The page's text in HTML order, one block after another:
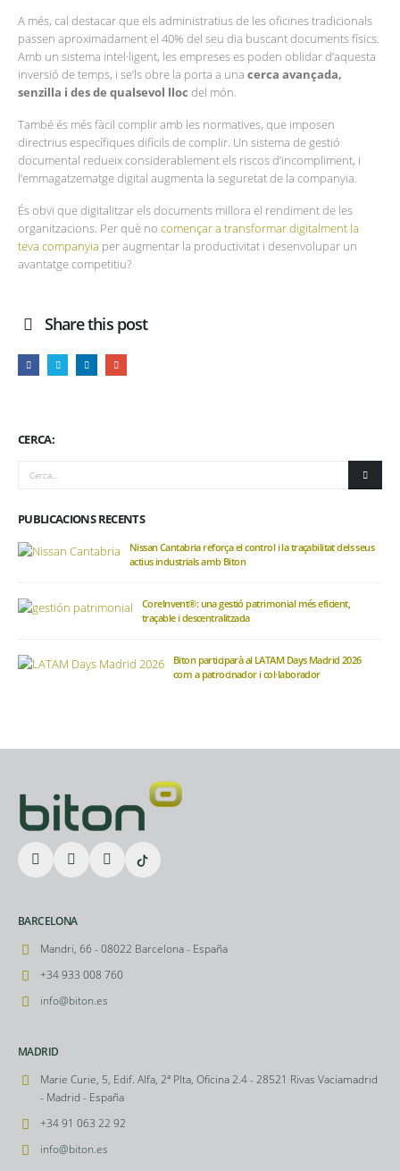
A més, cal destacar que els administratius de les oficines tradicionals
passen aproximadament el 40% del seu dia buscant documents físics.
Amb un sistema intel·ligent, les empreses es poden oblidar d’aquesta
inversió de temps, i se’ls obre la porta a una cerca avançada,
senzilla i des de qualsevol lloc del món.
També és més fàcil complir amb les normatives, que imposen
directrius específiques difícils de complir. Un sistema de gestió
documental redueix considerablement els riscos d’incompliment, i
l’emmagatzematge digital augmenta la seguretat de la companyia.
És obvi que digitalitzar els documents millora el rendiment de les
organitzacions. Per què no començar a transformar digitalment la
teva companyia per augmentar la productivitat i desenvolupar un
avantatge competitiu?
Share this post
CERCA:
PUBLICACIONS RECENTS
Nissan Cantabria reforça el control i la traçabilitat dels seus
actius industrials amb Biton
CoreInvent®: una gestió patrimonial més eficient,
traçable i descentralitzada
Biton participarà al LATAM Days Madrid 2026
com a patrocinador i col·laborador
BARCELONA
Mandri, 66 - 08022 Barcelona - España
+34 933 008 760
info@biton.es
MADRID
Marie Curie, 5, Edif. Alfa, 2ª Plta, Oficina 2.4 - 28521 Rivas Vaciamadrid
- Madrid - España
+34 91 063 22 92
info@biton.es